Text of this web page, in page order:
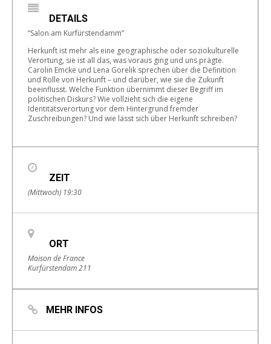
DETAILS
“Salon am Kurfürstendamm”
Herkunft ist mehr als eine geographische oder soziokulturelle
Verortung, sie ist all das, was voraus ging und uns prägte.
Carolin Emcke und Lena Gorelik sprechen über die Definition
und Rolle von Herkunft – und darüber, wie sie die Zukunft
beeinflusst. Welche Funktion übernimmt dieser Begriff im
politischen Diskurs? Wie vollzieht sich die eigene
Identitätsverortung vor dem Hintergrund fremder
Zuschreibungen? Und wie lässt sich über Herkunft schreiben?
ZEIT
(Mittwoch) 19:30
ORT
Maison de France
Kurfürstendam 211
MEHR INFOS